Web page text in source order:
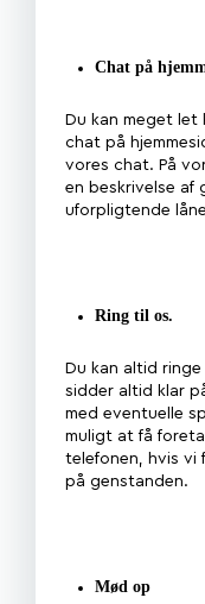
Chat på
Du kan meget let
chat på
vores chat. På
en beskrivelse af
uforpligtende
Ring til os.
Du kan altid
sidder altid klar
med eventuelle
muligt at få
telefonen, hvis
på genstanden.
Mød op